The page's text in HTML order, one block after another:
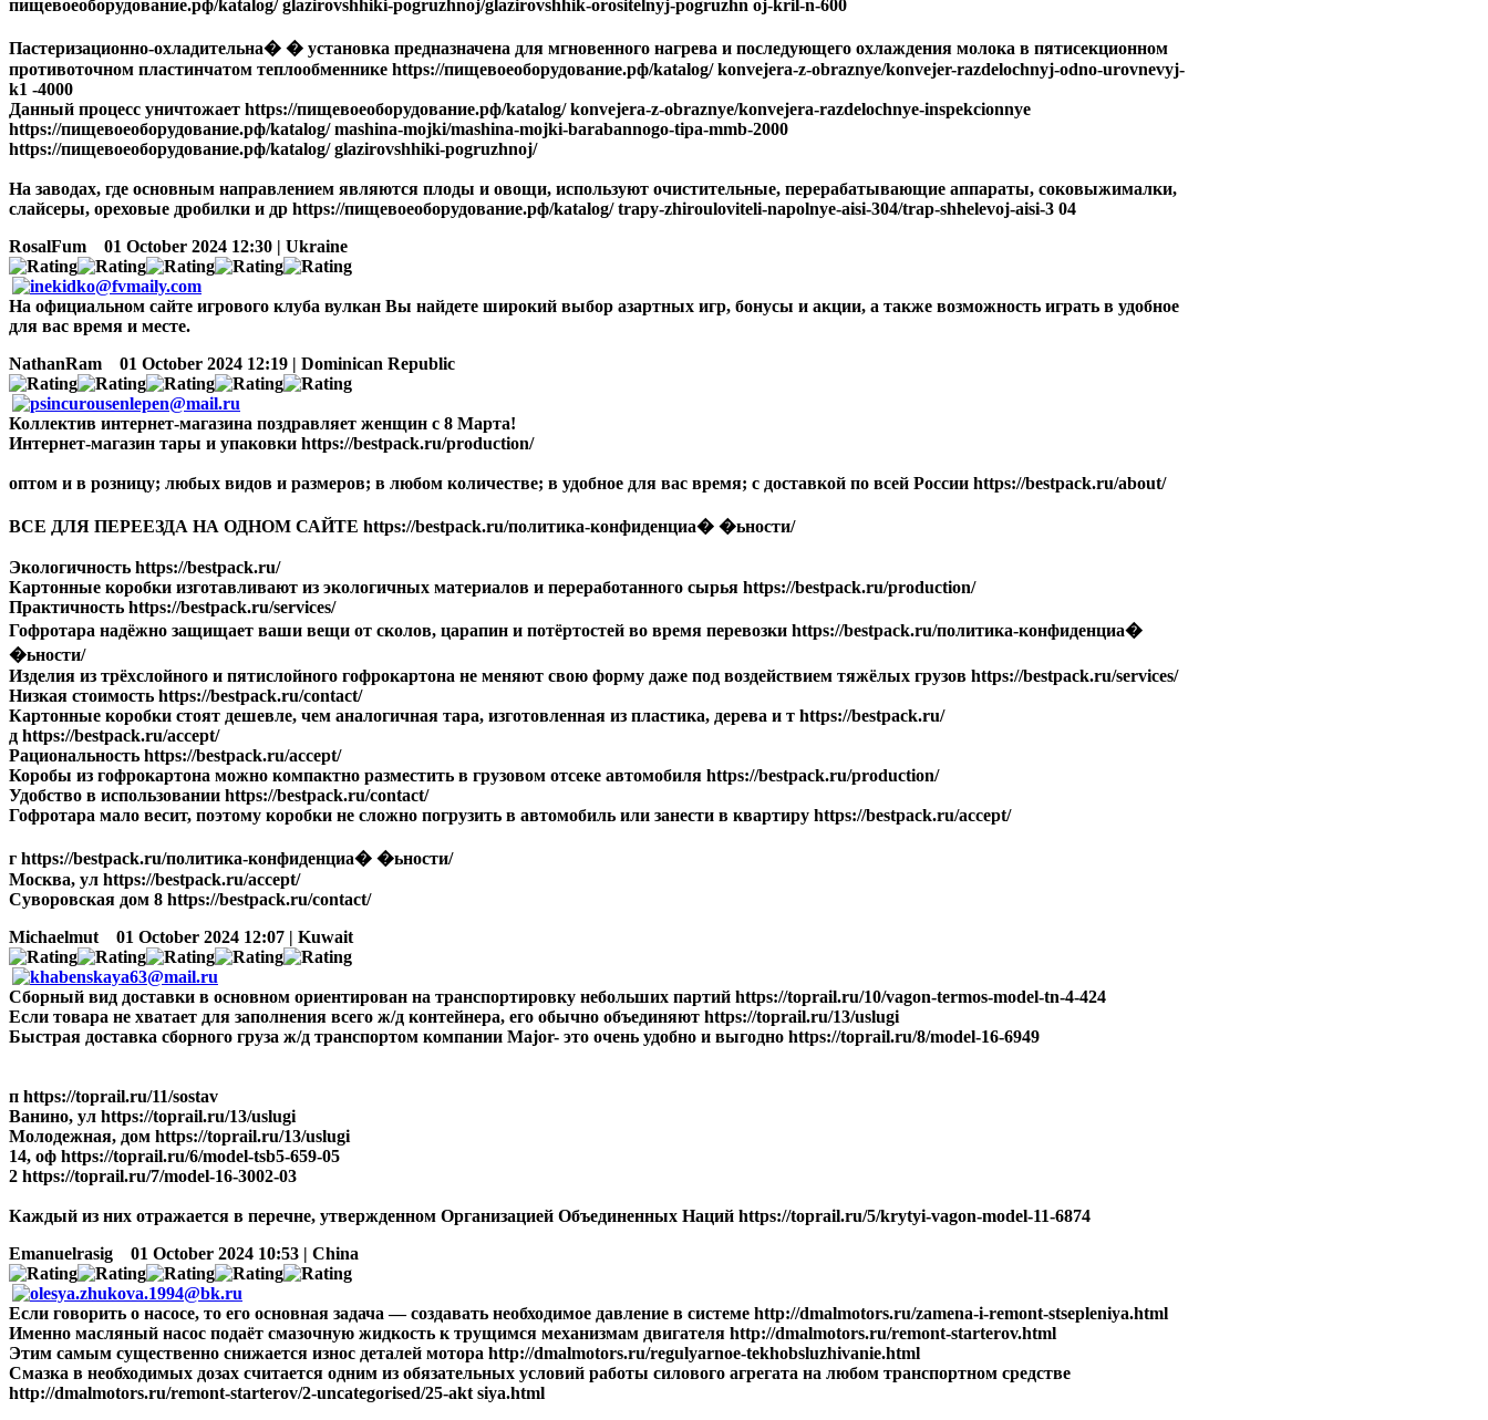
пищевоеоборудование.рф/katalog/ glazirovshhiki-pogruzhnoj/glazirovshhik-orositelnyj-pogruzhn oj-kril-n-600
Пастеризационно-охладительна� � установка предназначена для мгновенного нагрева и последующего охлаждения молока в пятисекционном
противоточном пластинчатом теплообменнике https://пищевоеоборудование.рф/katalog/ konvejera-z-obraznye/konvejer-razdelochnyj-odno-urovnevyj-
k1 -4000
Данный процесс уничтожает https://пищевоеоборудование.рф/katalog/ konvejera-z-obraznye/konvejera-razdelochnye-inspekcionnye
https://пищевоеоборудование.рф/katalog/ mashina-mojki/mashina-mojki-barabannogo-tipa-mmb-2000
https://пищевоеоборудование.рф/katalog/ glazirovshhiki-pogruzhnoj/
На заводах, где основным направлением являются плоды и овощи, используют очистительные, перерабатывающие аппараты, соковыжималки,
слайсеры, ореховые дробилки и др https://пищевоеоборудование.рф/katalog/ trapy-zhirouloviteli-napolnye-aisi-304/trap-shhelevoj-aisi-3 04
RosalFum
01 October 2024 12:30 | Ukraine
На официальном сайте игрового клуба вулкан Вы найдете широкий выбор азартных игр, бонусы и акции, а также возможность играть в удобное
для вас время и месте.
NathanRam
01 October 2024 12:19 | Dominican Republic
Коллектив интернет-магазина поздравляет женщин с 8 Марта!
Интернет-магазин тары и упаковки https://bestpack.ru/production/
оптом и в розницу; любых видов и размеров; в любом количестве; в удобное для вас время; с доставкой по всей России https://bestpack.ru/about/
ВСЕ ДЛЯ ПЕРЕЕЗДА НА ОДНОМ САЙТЕ https://bestpack.ru/политика-конфиденциа� �ьности/
Экологичность https://bestpack.ru/
Картонные коробки изготавливают из экологичных материалов и переработанного сырья https://bestpack.ru/production/
Практичность https://bestpack.ru/services/
Гофротара надёжно защищает ваши вещи от сколов, царапин и потёртостей во время перевозки https://bestpack.ru/политика-конфиденциа�
�ьности/
Изделия из трёхслойного и пятислойного гофрокартона не меняют свою форму даже под воздействием тяжёлых грузов https://bestpack.ru/services/
Низкая стоимость https://bestpack.ru/contact/
Картонные коробки стоят дешевле, чем аналогичная тара, изготовленная из пластика, дерева и т https://bestpack.ru/
д https://bestpack.ru/accept/
Рациональность https://bestpack.ru/accept/
Коробы из гофрокартона можно компактно разместить в грузовом отсеке автомобиля https://bestpack.ru/production/
Удобство в использовании https://bestpack.ru/contact/
Гофротара мало весит, поэтому коробки не сложно погрузить в автомобиль или занести в квартиру https://bestpack.ru/accept/
г https://bestpack.ru/политика-конфиденциа� �ьности/
Москва, ул https://bestpack.ru/accept/
Суворовская дом 8 https://bestpack.ru/contact/
Michaelmut
01 October 2024 12:07 | Kuwait
Сборный вид доставки в основном ориентирован на транспортировку небольших партий https://toprail.ru/10/vagon-termos-model-tn-4-424
Если товара не хватает для заполнения всего ж/д контейнера, его обычно объединяют https://toprail.ru/13/uslugi
Быстрая доставка сборного груза ж/д транспортом компании Major- это очень удобно и выгодно https://toprail.ru/8/model-16-6949
п https://toprail.ru/11/sostav
Ванино, ул https://toprail.ru/13/uslugi
Молодежная, дом https://toprail.ru/13/uslugi
14, оф https://toprail.ru/6/model-tsb5-659-05
2 https://toprail.ru/7/model-16-3002-03
Каждый из них отражается в перечне, утвержденном Организацией Объединенных Наций https://toprail.ru/5/krytyi-vagon-model-11-6874
Emanuelrasig
01 October 2024 10:53 | China
Если говорить о насосе, то его основная задача — создавать необходимое давление в системе http://dmalmotors.ru/zamena-i-remont-stsepleniya.html
Именно масляный насос подаёт смазочную жидкость к трущимся механизмам двигателя http://dmalmotors.ru/remont-starterov.html
Этим самым существенно снижается износ деталей мотора http://dmalmotors.ru/regulyarnoe-tekhobsluzhivanie.html
Смазка в необходимых дозах считается одним из обязательных условий работы силового агрегата на любом транспортном средстве
http://dmalmotors.ru/remont-starterov/2-uncategorised/25-akt siya.html